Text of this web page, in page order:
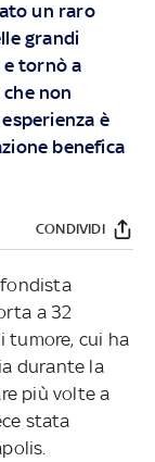
un raro
grandi
tornò a
non
è
benefica
CONDIVIDI
a 32
tumore, cui ha
durante la
più volte a
stata